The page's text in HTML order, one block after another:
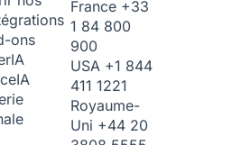
ons
IA
IA
France +33
1 84 800
900
USA +1 844
411 1221
Royaume-
Uni +44 20